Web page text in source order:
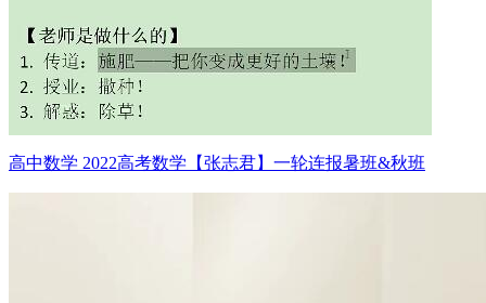
高中数学 2022高考数学【张志君】一轮连报暑班&秋班